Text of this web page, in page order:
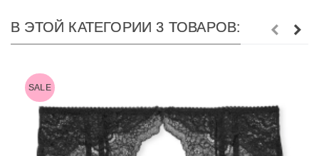
В ЭТОЙ КАТЕГОРИИ 3 ТОВАРОВ:
SALE